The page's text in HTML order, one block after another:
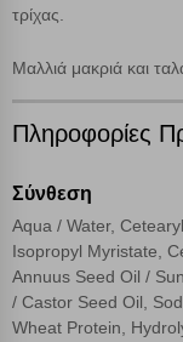
τρίχας.
Μαλλιά μακριά και
Πληροφορίες
Σύνθεση
Aqua / Water,
Isopropyl Myristate,
Annuus Seed Oil /
/ Castor Seed Oil,
Wheat Protein,
επάνω δεξιά, αφού
μπορεί να
Cookies στόχευσης
Cookies απόδοσης